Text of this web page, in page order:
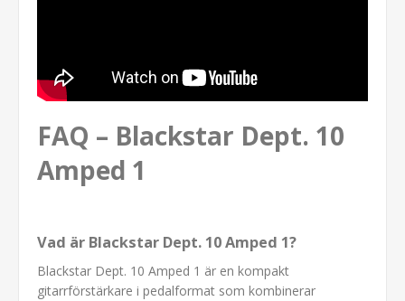
FAQ – Blackstar Dept. 10
Amped 1
Vad är Blackstar Dept. 10 Amped 1?
Blackstar Dept. 10 Amped 1 är en kompakt
gitarrförstärkare i pedalformat som kombinerar